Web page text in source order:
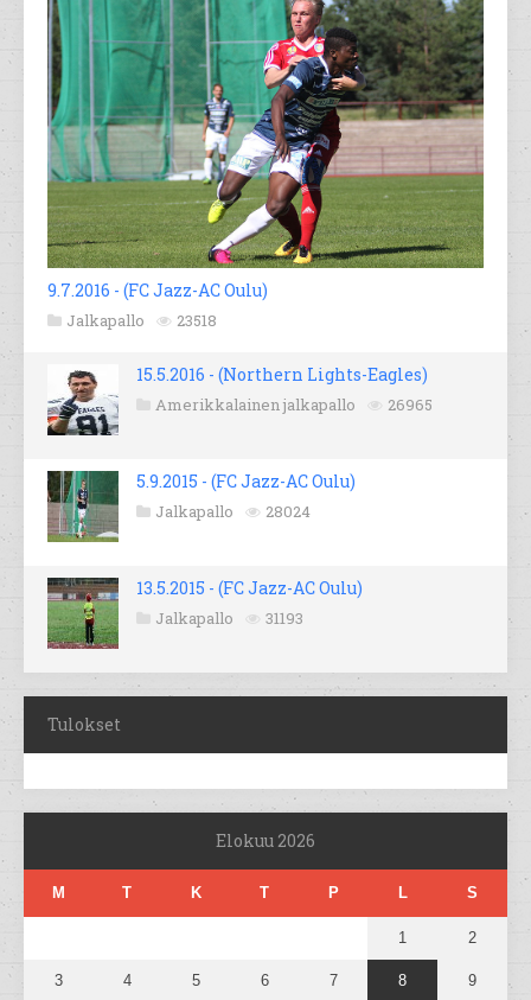
9.7.2016 - (FC Jazz-AC Oulu)
Jalkapallo 23518
15.5.2016 - (Northern Lights-Eagles)
Amerikkalainen jalkapallo 26965
5.9.2015 - (FC Jazz-AC Oulu)
Jalkapallo 28024
13.5.2015 - (FC Jazz-AC Oulu)
Jalkapallo 31193
Tulokset
Elokuu 2026
M T K T P L S
1 2
3 4 5 6 7 8 9